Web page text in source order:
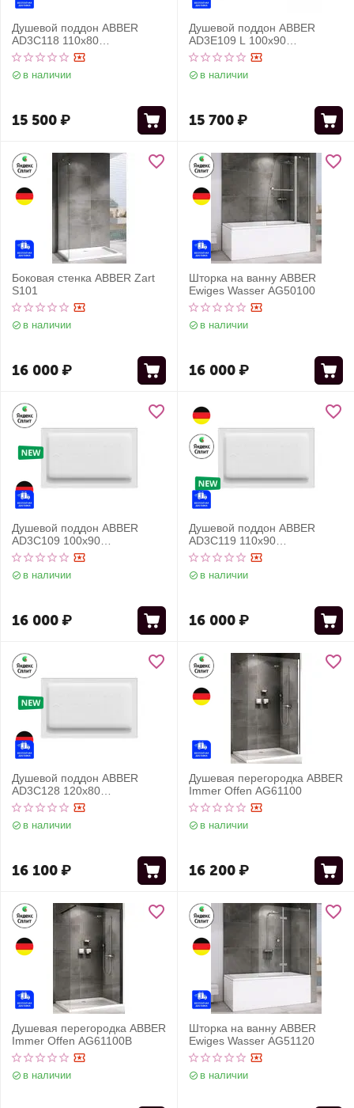
Душевой поддон ABBER
AD3C118 110х80
прямоугольный, акриловый,
белый
в наличии
15 500₽
Душевой поддон ABBER
AD3E109 L 100х90
асимметричный, акриловый,
белый
в наличии
15 700₽
Боковая стенка ABBER Zart
S101
в наличии
16 000₽
Шторка на ванну ABBER
Ewiges Wasser AG50100
в наличии
16 000₽
Душевой поддон ABBER
AD3C109 100х90
прямоугольный, акриловый,
белый
в наличии
16 000₽
Душевой поддон ABBER
AD3C119 110х90
прямоугольный, акриловый,
белый
в наличии
16 000₽
Душевой поддон ABBER
AD3C128 120х80
прямоугольный, акриловый,
белый
в наличии
16 100₽
Душевая перегородка ABBER
Immer Offen AG61100
в наличии
16 200₽
Душевая перегородка ABBER
Immer Offen AG61100B
в наличии
Шторка на ванну ABBER
Ewiges Wasser AG51120
в наличии